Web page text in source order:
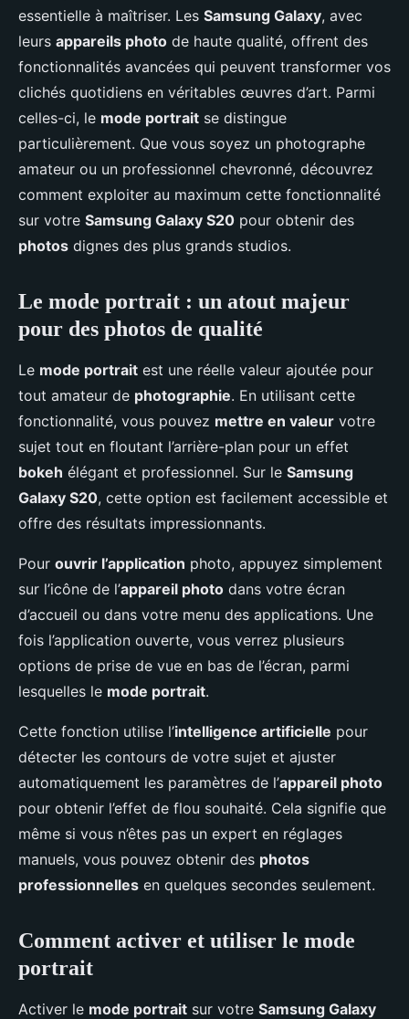
essentielle à maîtriser. Les Samsung Galaxy, avec
leurs appareils photo de haute qualité, offrent des
fonctionnalités avancées qui peuvent transformer vos
clichés quotidiens en véritables œuvres d’art. Parmi
celles-ci, le mode portrait se distingue
particulièrement. Que vous soyez un photographe
amateur ou un professionnel chevronné, découvrez
comment exploiter au maximum cette fonctionnalité
sur votre Samsung Galaxy S20 pour obtenir des
photos dignes des plus grands studios.
Le mode portrait : un atout majeur
pour des photos de qualité
Le mode portrait est une réelle valeur ajoutée pour
tout amateur de photographie. En utilisant cette
fonctionnalité, vous pouvez mettre en valeur votre
sujet tout en floutant l’arrière-plan pour un effet
bokeh élégant et professionnel. Sur le Samsung
Galaxy S20, cette option est facilement accessible et
offre des résultats impressionnants.
Pour ouvrir l’application photo, appuyez simplement
sur l’icône de l’appareil photo dans votre écran
d’accueil ou dans votre menu des applications. Une
fois l’application ouverte, vous verrez plusieurs
options de prise de vue en bas de l’écran, parmi
lesquelles le mode portrait.
Cette fonction utilise l’intelligence artificielle pour
détecter les contours de votre sujet et ajuster
automatiquement les paramètres de l’appareil photo
pour obtenir l’effet de flou souhaité. Cela signifie que
même si vous n’êtes pas un expert en réglages
manuels, vous pouvez obtenir des photos
professionnelles en quelques secondes seulement.
Comment activer et utiliser le mode
portrait
Activer le mode portrait sur votre Samsung Galaxy